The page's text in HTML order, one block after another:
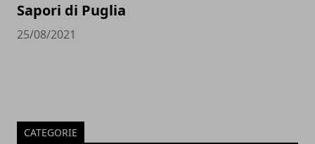
Sapori di Puglia
25/08/2021
CATEGORIE